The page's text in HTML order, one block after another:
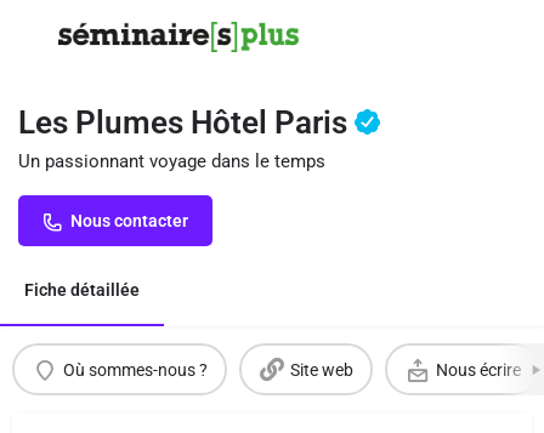
Les Plumes Hôtel Paris
Un passionnant voyage dans le temps
Nous contacter
Fiche détaillée
Où sommes-nous ? Site web Nous écrire